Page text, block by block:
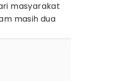
masyarakat
masih dua